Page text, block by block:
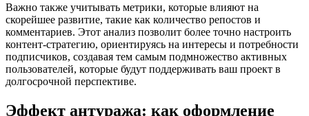
Важно также учитывать метрики, которые влияют на
скорейшее развитие, такие как количество репостов и
комментариев. Этот анализ позволит более точно настроить
контент-стратегию, ориентируясь на интересы и потребности
подписчиков, создавая тем самым подмножество активных
пользователей, которые будут поддерживать ваш проект в
долгосрочной перспективе.
Эффект антуража: как оформление